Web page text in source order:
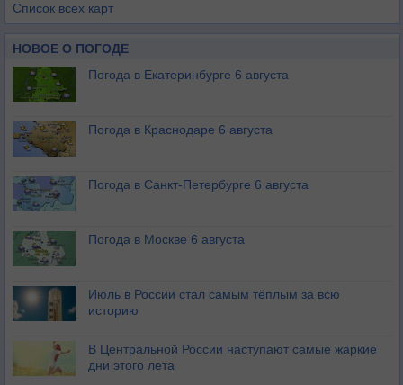
Список всех карт
НОВОЕ О ПОГОДЕ
Погода в Екатеринбурге 6 августа
Погода в Краснодаре 6 августа
Погода в Санкт-Петербурге 6 августа
Погода в Москве 6 августа
Июль в России стал самым тёплым за всю
историю
В Центральной России наступают самые жаркие
дни этого лета